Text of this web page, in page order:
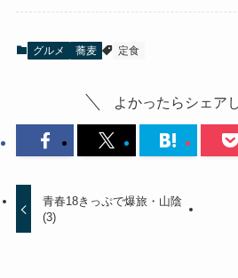
グルメ 蕎麦 定食
よかったらシェア
青春18きっぷで爆旅・山陰
(3)